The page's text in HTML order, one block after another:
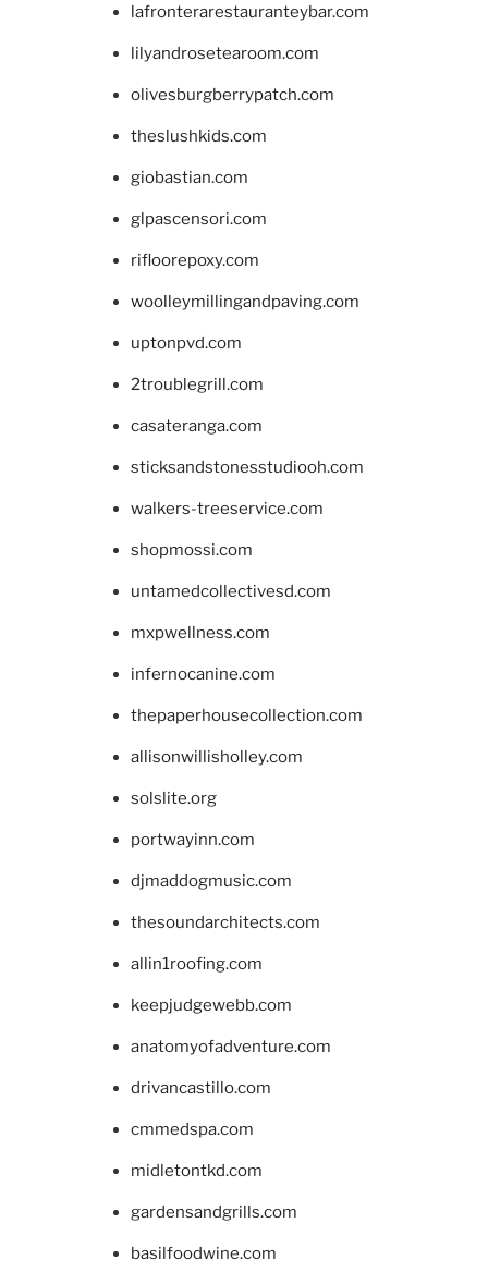
lafronterarestauranteybar.com
lilyandrosetearoom.com
olivesburgberrypatch.com
theslushkids.com
giobastian.com
glpascensori.com
rifloorepoxy.com
woolleymillingandpaving.com
uptonpvd.com
2troublegrill.com
casateranga.com
sticksandstonesstudiooh.com
walkers-treeservice.com
shopmossi.com
untamedcollectivesd.com
mxpwellness.com
infernocanine.com
thepaperhousecollection.com
allisonwillisholley.com
solslite.org
portwayinn.com
djmaddogmusic.com
thesoundarchitects.com
allin1roofing.com
keepjudgewebb.com
anatomyofadventure.com
drivancastillo.com
cmmedspa.com
midletontkd.com
gardensandgrills.com
basilfoodwine.com